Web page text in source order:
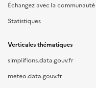
Échangez avec la communauté
Statistiques
Verticales thématiques
simplifions.data.gouv.fr
meteo.data.gouv.fr